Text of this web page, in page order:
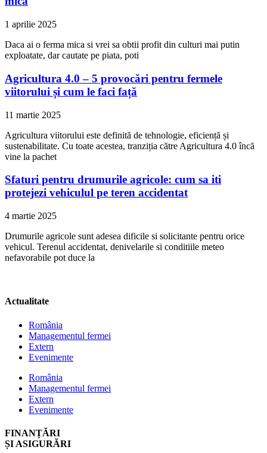
1 aprilie 2025
Daca ai o ferma mica si vrei sa obtii profit din culturi mai putin
exploatate, dar cautate pe piata, poti
Agricultura 4.0 – 5 provocări pentru fermele
viitorului și cum le faci față
11 martie 2025
Agricultura viitorului este definită de tehnologie, eficiență și
sustenabilitate. Cu toate acestea, tranziția către Agricultura 4.0 încă
vine la pachet
Sfaturi pentru drumurile agricole: cum sa iti
protejezi vehiculul pe teren accidentat
4 martie 2025
Drumurile agricole sunt adesea dificile si solicitante pentru orice
vehicul. Terenul accidentat, denivelarile si conditiile meteo
nefavorabile pot duce la
Actualitate
România
Managementul fermei
Extern
Evenimente
România
Managementul fermei
Extern
Evenimente
FINANȚĂRI
ȘI ASIGURĂRI